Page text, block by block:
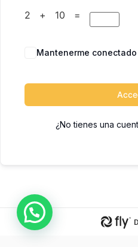
2 + 10 =
Mantenerme conectado
¿No tienes una